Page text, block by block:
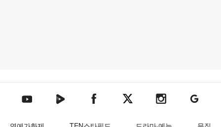
텐아시아 유튜브텐아시아 네이버TV텐아시아 페이스북텐아시아 엑스텐아시아 인스타그램
텐아시아